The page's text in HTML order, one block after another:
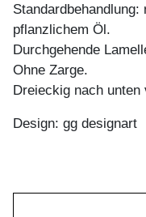
pflanzlichem Öl.
Durchgehende
Ohne Zarge.
Dreieckig nach unten
Design: gg designart